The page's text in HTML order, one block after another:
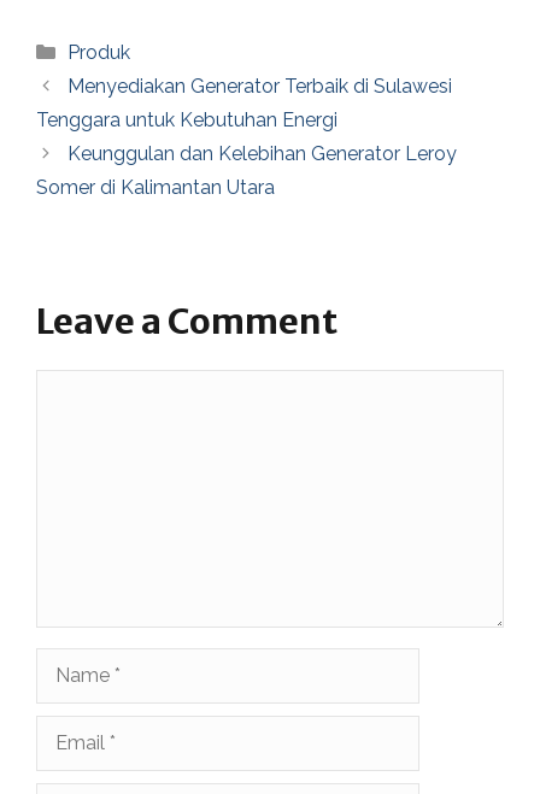
Categories
Produk
Menyediakan Generator Terbaik di Sulawesi
Tenggara untuk Kebutuhan Energi
Keunggulan dan Kelebihan Generator Leroy
Somer di Kalimantan Utara
Leave a Comment